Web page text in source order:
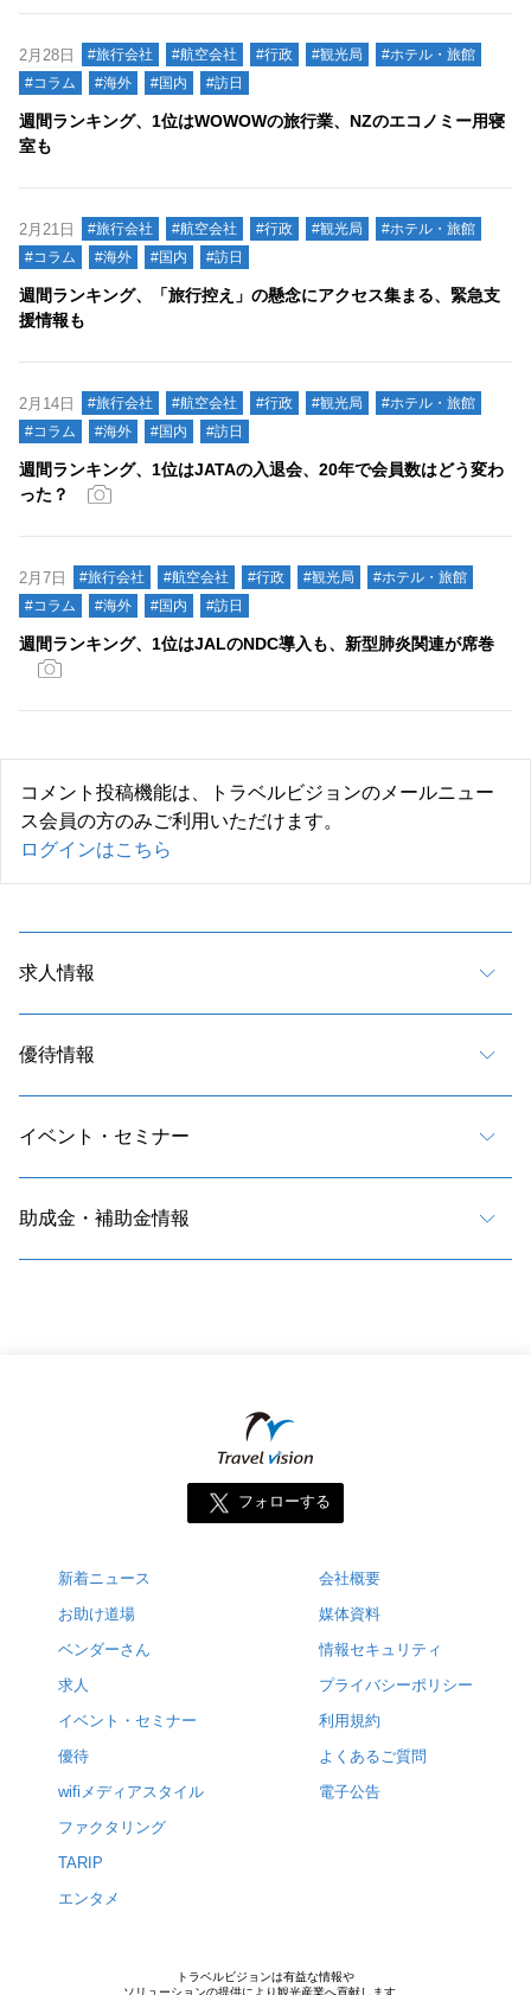
2月28日 #旅行会社 #航空会社 #行政 #観光局
#ホテル・旅館
#コラム
#海外 #国内 #訪日
週間ランキング、1位はWOWOWの旅行業、NZのエコノミー用寝
室も
2月21日 #旅行会社 #航空会社 #行政 #観光局
#ホテル・旅館
#コラム
#海外 #国内 #訪日
週間ランキング、「旅行控え」の懸念にアクセス集まる、緊急支
援情報も
2月14日 #旅行会社 #航空会社 #行政 #観光局
#ホテル・旅館
#コラム
#海外 #国内 #訪日
週間ランキング、1位はJATAの入退会、20年で会員数はどう変わ
った？
2月7日 #旅行会社 #航空会社 #行政 #観光局
#ホテル・旅館
#コラム
#海外 #国内 #訪日
週間ランキング、1位はJALのNDC導入も、新型肺炎関連が席巻
コメント投稿機能は、トラベルビジョンのメールニュー
ス会員の方のみご利用いただけます。
ログインはこちら
求人情報
優待情報
イベント・セミナー
助成金・補助金情報
フォローする
新着ニュース
お助け道場
ベンダーさん
求人
イベント・セミナー
優待
wifiメディアスタイル
ファクタリング
TARIP
エンタメ
会社概要
媒体資料
情報セキュリティ
プライバシーポリシー
利用規約
よくあるご質問
電子公告
トラベルビジョンは有益な情報や
ソリューションの提供により観光産業へ貢献します。